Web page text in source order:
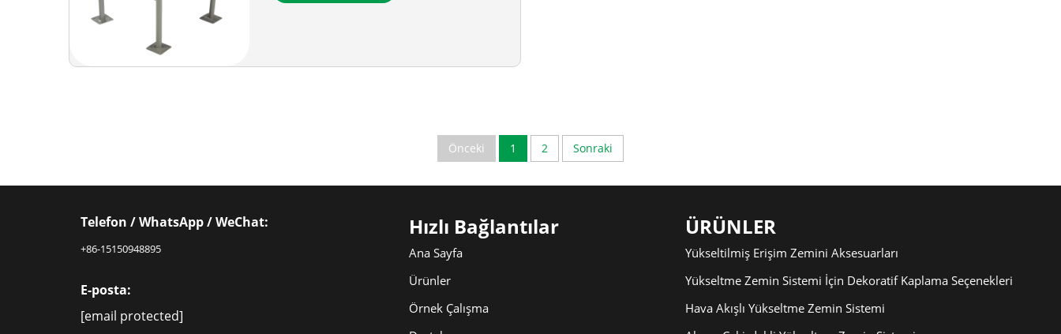
Önceki 1 2 Sonraki
Telefon / WhatsApp / WeChat:
+86-15150948895
E-posta:
[email protected]
Hızlı Bağlantılar
Ana Sayfa
Ürünler
Örnek Çalışma
ÜRÜNLER
Hava Akışlı Yükseltme Zemin Sistemi
Yükseltme Zemin Sistemi İçin Dekoratif Kaplama Seçenekleri
Yükseltilmiş Erişim Zemini Aksesuarları